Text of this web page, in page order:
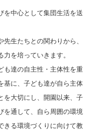
を中心として集団生活を送
生たちとの関わりから、
を培っていきます。
も達の自主性・主体性を重
基に、子ども達が自ら主体
を大切にし、開園以来、子
を通して、自ら周囲の環境
きる環境づくりに向けて教